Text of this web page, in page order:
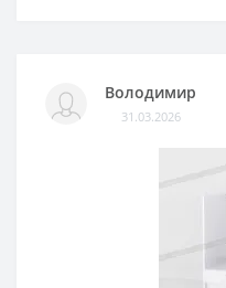
Володимир
31.03.2026